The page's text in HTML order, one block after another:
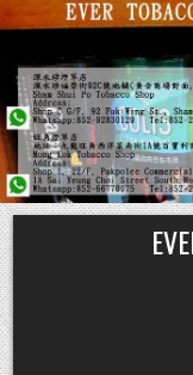
Skip
to
content